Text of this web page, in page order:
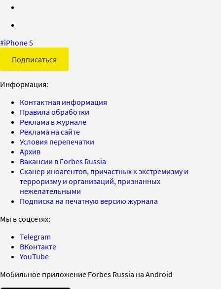
#iPhone 5
Подписаться
Информация:
Контактная информация
Правила обработки
Реклама в журнале
Реклама на сайте
Условия перепечатки
Архив
Вакансии в Forbes Russia
Сканер иноагентов, причастных к экстремизму и
терроризму и организаций, признанных
нежелательными
Подписка на печатную версию журнала
Мы в соцсетях:
Telegram
ВКонтакте
YouTube
Мобильное приложение Forbes Russia на Android